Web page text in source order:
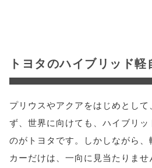
トヨタのハイブリッド軽
プリウスやアクアをはじめとし
ず、世界に向けても、ハイブリ
のがトヨタです。しかしながら
カーだけは、一向に見当たりま